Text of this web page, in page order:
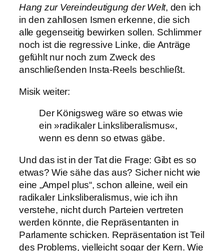
Hang zur Vereindeutigung der Welt, den ich
in den zahllosen Ismen erkenne, die sich
alle gegenseitig bewirken sollen. Schlimmer
noch ist die regressive Linke, die Anträge
gefühlt nur noch zum Zweck des
anschließenden Insta-Reels beschließt.
Misik weiter:
Der Königsweg wäre so etwas wie
ein »radikaler Linksliberalismus«,
wenn es denn so etwas gäbe.
Und das ist in der Tat die Frage: Gibt es so
etwas? Wie sähe das aus? Sicher nicht wie
eine „Ampel plus“, schon alleine, weil ein
radikaler Linksliberalismus, wie ich ihn
verstehe, nicht durch Parteien vertreten
werden könnte, die Repräsentanten in
Parlamente schicken. Repräsentation ist Teil
des Problems, vielleicht sogar der Kern. Wie